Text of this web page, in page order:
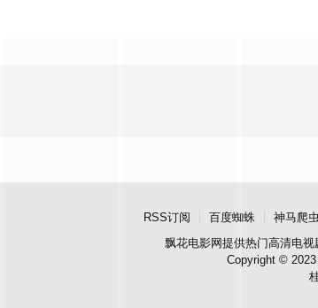
RSS订阅 百度蜘蛛 神马爬虫
飘花电影网提供热门高清电
Copyright ©